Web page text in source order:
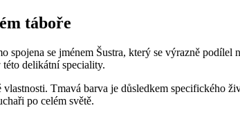
táboře
se jménem Šustra, který se výrazně
této delikátní speciality.
Tmavá barva je důsledkem specifického
po celém světě.